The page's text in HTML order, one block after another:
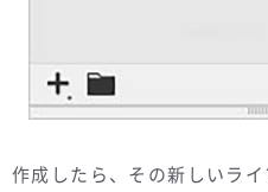
作成したら、その新しいラ